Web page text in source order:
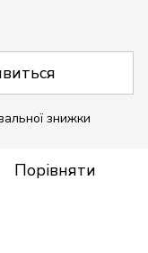
знижки
Порівняти